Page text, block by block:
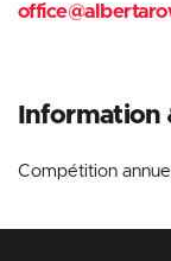
Information
Compétition